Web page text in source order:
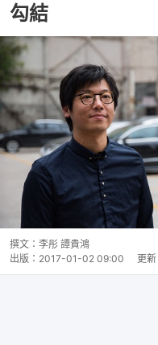
勾結
撰文： 李彤 譚貴鴻
出版： 2017-01-02 09:00 更新